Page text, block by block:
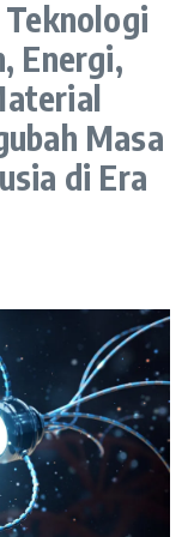
Energi,
Masa
di Era